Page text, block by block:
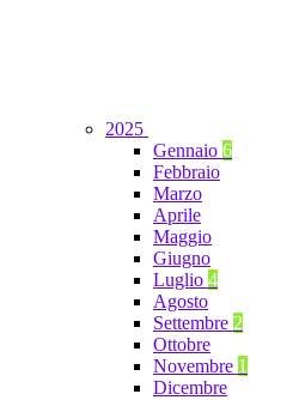
2025
Gennaio 6
Febbraio
Marzo
Aprile
Maggio
Giugno
Luglio 4
Agosto
Settembre 2
Ottobre
Novembre 1
Dicembre